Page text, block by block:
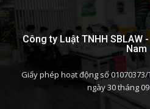
Công ty Luật TNHH SBLAW
Nam
Giấy phép hoạt động số
ngày 30 tháng